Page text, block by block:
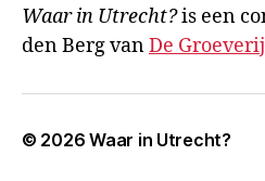
Waar in Utrecht?is een
den Berg vanDe Groeverij
© 2026Waar in Utrecht?